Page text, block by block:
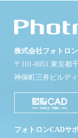
株式会社フォトロ
〒101-0051 東京都
神保町三井ビルデ
フォトロンCADサ